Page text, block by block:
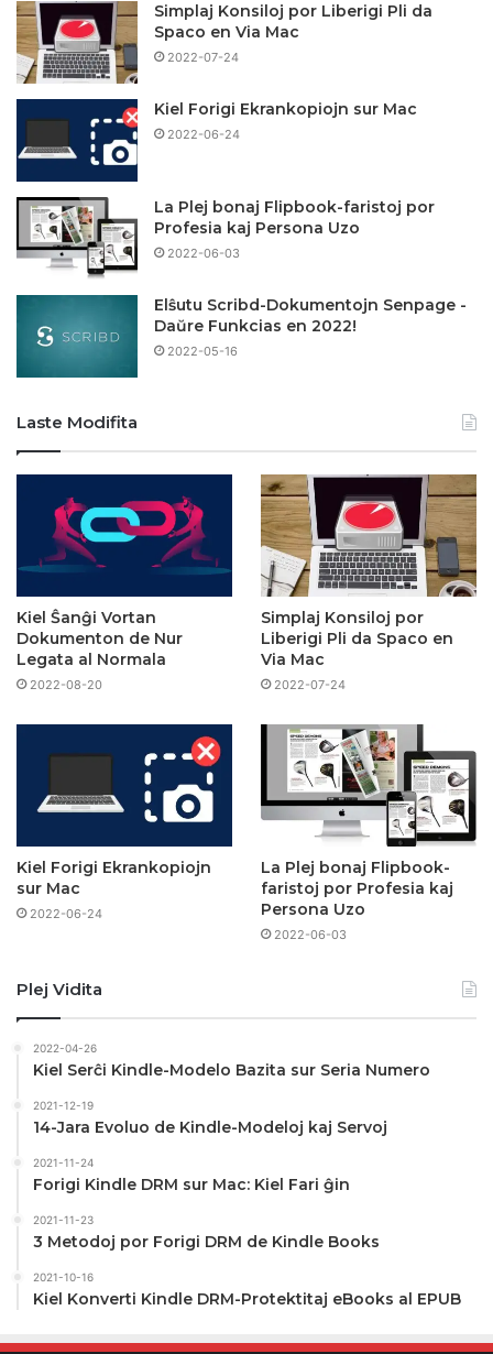
Simplaj Konsiloj por Liberigi Pli da
Spaco en Via Mac
2022-07-24
Kiel Forigi Ekrankopiojn sur Mac
2022-06-24
La Plej bonaj Flipbook-faristoj por
Profesia kaj Persona Uzo
2022-06-03
Elŝutu Scribd-Dokumentojn Senpage -
Daŭre Funkcias en 2022!
2022-05-16
Laste Modifita
Kiel Ŝanĝi Vortan
Dokumenton de Nur
Legata al Normala
2022-08-20
Simplaj Konsiloj por
Liberigi Pli da Spaco en
Via Mac
2022-07-24
Kiel Forigi Ekrankopiojn
sur Mac
2022-06-24
La Plej bonaj Flipbook-
faristoj por Profesia kaj
Persona Uzo
2022-06-03
Plej Vidita
2022-04-26
Kiel Serĉi Kindle-Modelo Bazita sur Seria Numero
2021-12-19
14-Jara Evoluo de Kindle-Modeloj kaj Servoj
2021-11-24
Forigi Kindle DRM sur Mac: Kiel Fari ĝin
2021-11-23
3 Metodoj por Forigi DRM de Kindle Books
2021-10-16
Kiel Konverti Kindle DRM-Protektitaj eBooks al EPUB